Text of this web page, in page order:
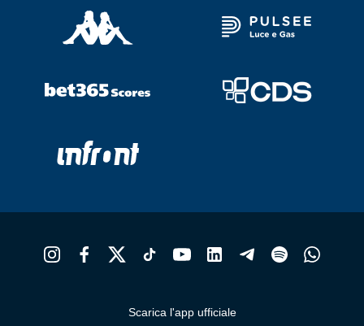
Scarica l'app ufficiale